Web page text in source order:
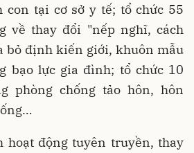
con tại cơ sở y tế; tổ chức 55
về thay đổi "nếp nghĩ, cách
bỏ định kiến giới, khuôn mẫu
bạo lực gia đình; tổ chức 10
phòng chống tảo hôn, hôn
hoạt động tuyên truyền, thay